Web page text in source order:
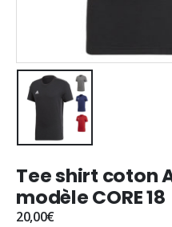
Tee shirt coton
modèle CORE 18
20,00€